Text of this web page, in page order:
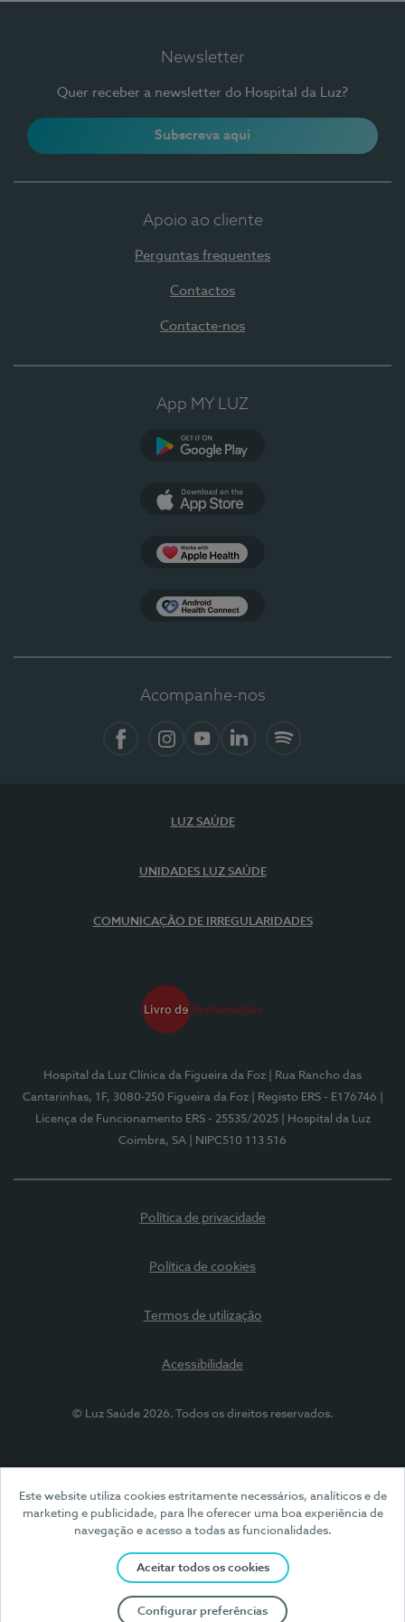
Este website utiliza cookies estritamente necessários, analíticos e de
marketing e publicidade, para lhe oferecer uma boa experiência de
navegação e acesso a todas as funcionalidades.
Aceitar todos os cookies
Configurar preferências
Newsletter
Quer receber a newsletter do Hospital da Luz?
Subscreva aqui
Apoio ao cliente
Perguntas frequentes
Contactos
Contacte-nos
App MY LUZ
Acompanhe-nos
LUZ SAÚDE
UNIDADES LUZ SAÚDE
COMUNICAÇÃO DE IRREGULARIDADES
Hospital da Luz Clínica da Figueira da Foz
| Rua Rancho das
Cantarinhas, 1F, 3080-250 Figueira da Foz
| Registo ERS - E176746
Licença de Funcionamento ERS - 25535/2025
| Hospital da Luz
Coimbra, SA
| NIPC510 113 516
Política de privacidade
Política de cookies
Termos de utilização
Acessibilidade
© Luz Saúde 2026. Todos os direitos reservados.